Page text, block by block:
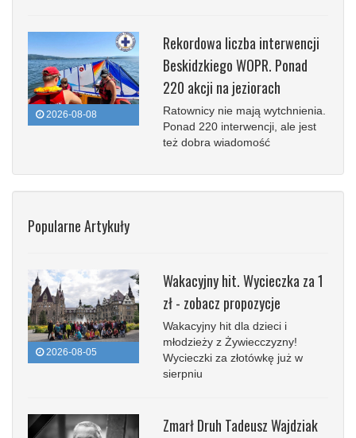
2026-08-08
Rekordowa liczba interwencji
Beskidzkiego WOPR. Ponad
220 akcji na jeziorach
Ratownicy nie mają wytchnienia.
Ponad 220 interwencji, ale jest
też dobra wiadomość
Popularne Artykuły
2026-08-05
Wakacyjny hit. Wycieczka za 1
zł - zobacz propozycje
Wakacyjny hit dla dzieci i
młodzieży z Żywiecczyzny!
Wycieczki za złotówkę już w
sierpniu
Zmarł Druh Tadeusz Wajdziak